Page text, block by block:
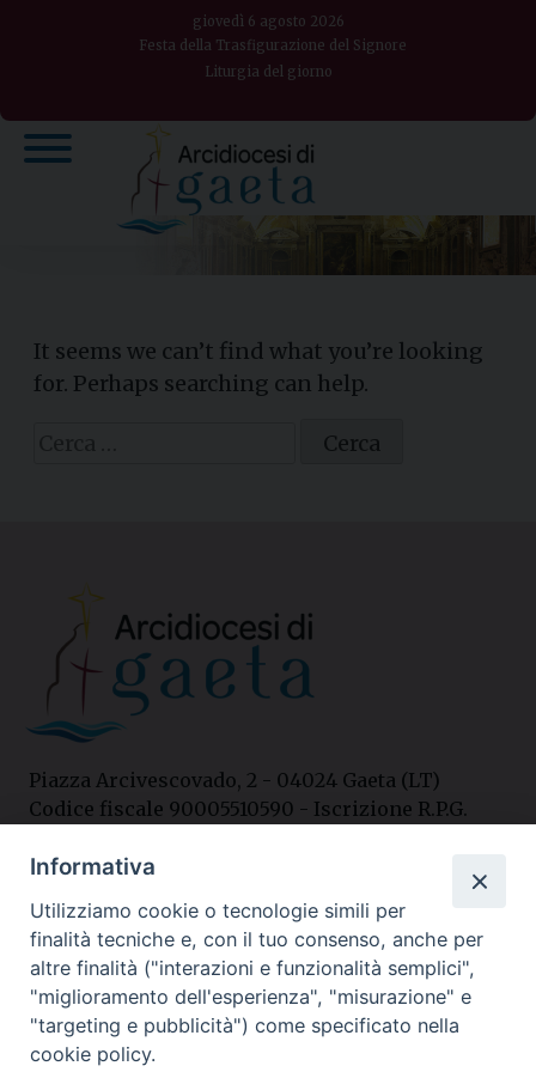
giovedì 6 agosto 2026
Festa della Trasfigurazione del Signore
Liturgia del giorno
It seems we can’t find what you’re looking
for. Perhaps searching can help.
Piazza Arcivescovado, 2 - 04024 Gaeta (LT)
Codice fiscale 90005510590 - Iscrizione R.P.G.
Contatti
Curia
Tel. 0771.740341
Palazzo De Vio
Informativa
Utilizziamo cookie o tecnologie simili per
finalità tecniche e, con il tuo consenso, anche per
altre finalità ("interazioni e funzionalità semplici",
"miglioramento dell'esperienza", "misurazione" e
"targeting e pubblicità") come specificato nella
cookie policy.